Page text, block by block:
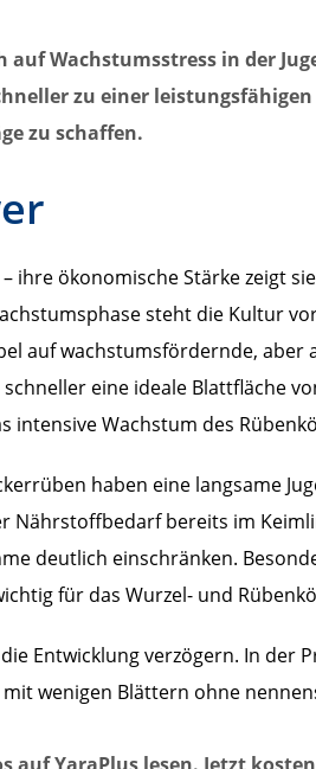
Wachstumsstress in der
zu einer
zu schaffen.
ihre ökonomische Stärke zeigt
steht die Kultur
auf wachstumsfördernde, aber
eine ideale Blattfläche
intensive Wachstum des
haben eine langsame
Nährstoffbedarf bereits im
deutlich einschränken.
für das Wurzel- und
Entwicklung verzögern. In der
wenigen Blättern ohne